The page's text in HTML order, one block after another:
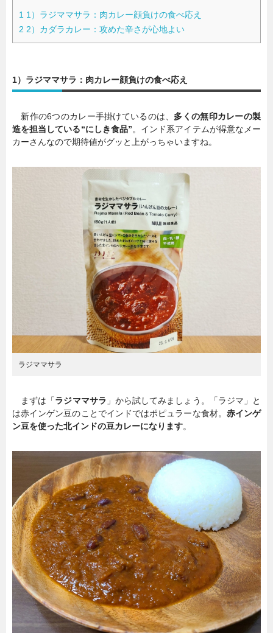
1 1）ラジママサラ：肉カレー顔負けの食べ応え
2 2）カダラカレー：攻めた辛さが心地よい
1）ラジママサラ：肉カレー顔負けの食べ応え
新作の6つのカレー手掛けているのは、 多くの無印カレーの製
造を担当している“にしき食品”。インド系アイテムが得意なメー
カーさんなので期待値がグッと上がっちゃいますね。
ラジママサラ
まずは「ラジママサラ 」から試してみましょう。「ラジマ」と
は赤インゲン豆のことでインドではポピュラーな食材。 赤インゲ
ン豆を使った北インドの豆カレーになります。